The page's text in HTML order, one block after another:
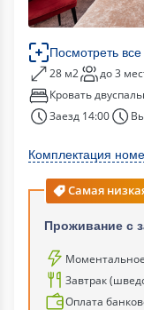
Посмотреть
28 м2 до 3
Кровать
Заезд 14:00
Комплектация
Самая
Проживание с
Завтрак
Оплата